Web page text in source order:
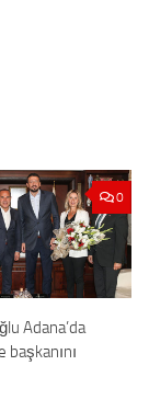
0
Adana’da
başkanını